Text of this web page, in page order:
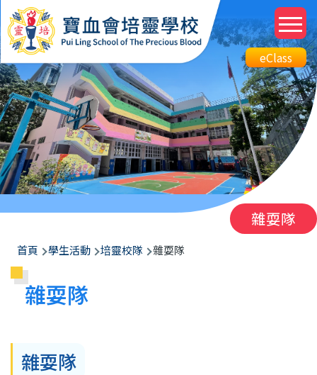
移至主內容
Top
eClass
Btn
eClass
雜耍隊
導
航
連
首頁 學生活動 培靈校隊 雜耍隊
雜耍隊
雜耍隊